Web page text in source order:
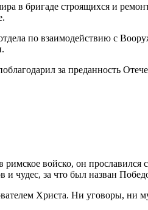
в бригаде строящихся и
по взаимодействию с
за преданность
войско, он прославился
и чудес, за что был назван
Христа. Ни уговоры, ни